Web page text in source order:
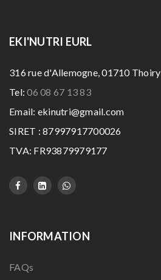
EKI'NUTRI EURL
316 rue d'Allemogne, 01710 Thoiry
Tel:06 08 67 13 83
Email: ekinutri@gmail.com
SIRET : 87997917700026
TVA: FR93879979177
INFORMATION
FAQs